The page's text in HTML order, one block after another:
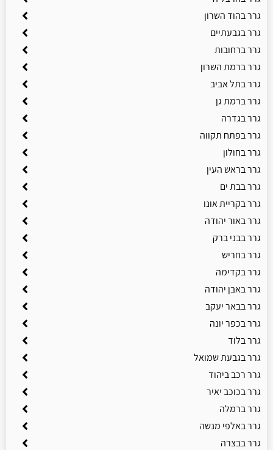
גרר בהוד השרון
גרר בגבעתיים
גרר ברחובות
גרר ברמת השרון
גרר בתל אביב
גרר ברמת גן
גרר בגדרה
גרר בפתח תקווה
גרר בחולון
גרר בראש העין
גרר בבת ים
גרר בקריית אונו
גרר באור יהודה
גרר בבני ברק
גרר בחריש
גרר בקדימה
גרר באבן יהודה
גרר בבאר יעקב
גרר בכפר יונה
גרר בלוד
גרר בגבעת שמואל
גרר רכב ביהוד
גרר בכוכב יאיר
גרר ברמלה
גרר באלפי מנשה
גרר בבצרה